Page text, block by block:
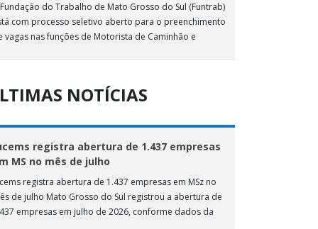
do Trabalho de Mato Grosso do Sul (Funtrab)
com processo seletivo aberto para o preenchimento
vagas nas funções de Motorista de Caminhão e
NOTÍCIAS
registra abertura de 1.437 empresas
MS no mês de julho
registra abertura de 1.437 empresas em MSz no
de julho Mato Grosso do Sul registrou a abertura de
empresas em julho de 2026, conforme dados da